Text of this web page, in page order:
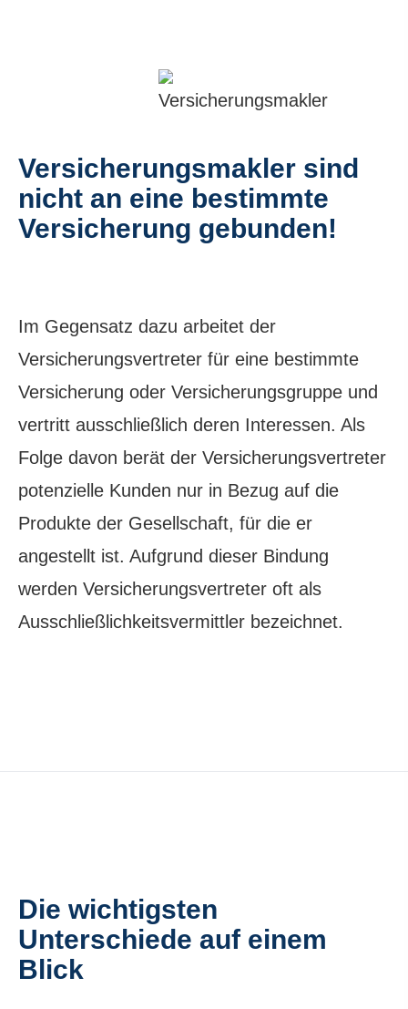
Ver­sicherungs­makler sind
nicht an eine bestimmte
Versicherung gebunden!
Im Gegensatz dazu arbeitet der
Versicherungsvertreter für eine bestimmte
Versicherung oder Versicherungsgruppe und
vertritt ausschließlich deren Interessen. Als
Folge davon berät der Versicherungsvertreter
potenzielle Kunden nur in Bezug auf die
Produkte der Gesellschaft, für die er
angestellt ist. Aufgrund dieser Bindung
werden Versicherungsvertreter oft als
Ausschließlichkeitsvermittler bezeichnet.
Die wichtigsten
Unterschiede auf einem
Blick